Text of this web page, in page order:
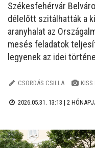
Székesfehérvár
délelőtt szitálhatták a
aranyhalat az
mesés feladatok
legyenek az idei
CSORDÁS CSILLA KISS
2026.05.31. 13:13 | 2